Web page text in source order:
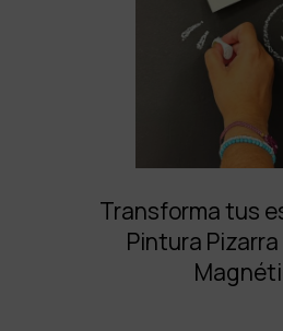
Transforma tus
Pintura